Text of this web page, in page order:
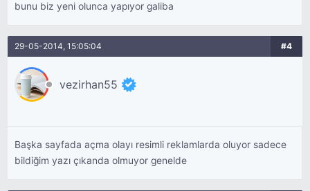
bunu biz yeni olunca yapıyor galiba
29-05-2014, 15:05:04 #4
vezirhan55
Başka sayfada açma olayı resimli reklamlarda oluyor sadece
bildiğim yazı çıkanda olmuyor genelde